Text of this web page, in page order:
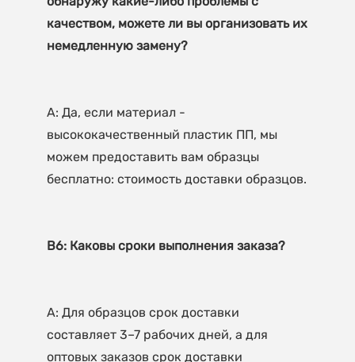
качеством, можете ли вы организовать их
немедленную замену?
A: Да, если материал -
высококачественный пластик ПП, мы
можем предоставить вам образцы
В6: Каковы сроки выполнения заказа?
A: Для образцов срок доставки
составляет 3–7 рабочих дней, а для
оптовых заказов срок доставки